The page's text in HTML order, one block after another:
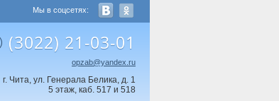
Мы в соцсетях:
(3022) 21-03-01
opzab@yandex.ru
г. Чита, ул. Генерала Белика, д. 1
5 этаж, каб. 517 и 518